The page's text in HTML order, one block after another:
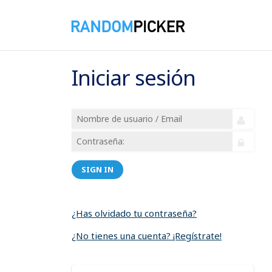
Iniciar sesión
SIGN IN
¿Has olvidado tu contraseña?
¿No tienes una cuenta? ¡Regístrate!